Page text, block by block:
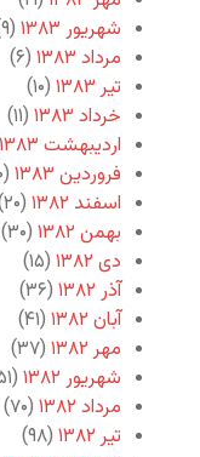
شهریور ۱۳۸۳
(۹)
مرداد ۱۳۸۳
(۶)
تیر ۱۳۸۳
(۱۰)
خرداد ۱۳۸۳
(۱۱)
اردیبهشت ۱۳۸۳
فروردین ۱۳۸۳
(۱۰)
اسفند ۱۳۸۲
(۲۰)
بهمن ۱۳۸۲
(۳۰)
دی ۱۳۸۲
(۱۵)
آذر ۱۳۸۲
(۳۶)
آبان ۱۳۸۲
(۴۱)
مهر ۱۳۸۲
(۳۷)
شهریور ۱۳۸۲
(۵۱)
مرداد ۱۳۸۲
(۷۰)
تیر ۱۳۸۲
(۹۸)